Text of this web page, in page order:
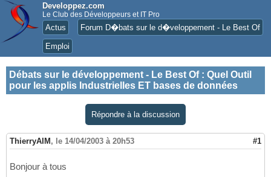
Developpez.com
Le Club des Développeurs et IT Pro
Actus Forum D�bats sur le d�veloppement - Le Best Of
Emploi
Débats sur le développement - Le Best Of: Quel Outil
pour les applis Industrielles ET bases de données
Répondre à la discussion
ThierryAIM , le 14/04/2003 à 20h53 #1
Bonjour à tous